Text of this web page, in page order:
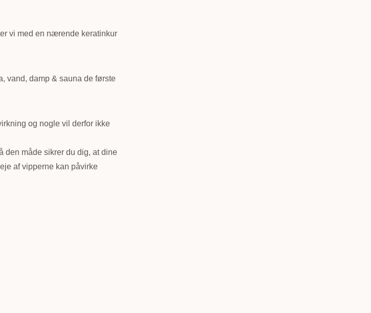
vi med en nærende keratinkur
vand, damp & sauna de første
og nogle vil derfor ikke
den måde sikrer du dig, at dine
af vipperne kan påvirke